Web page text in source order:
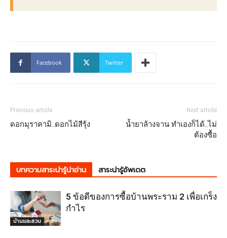
Facebook Twitter
Previous article
ดอกมุราคามิ..ดอกไม้สีรุ้ง
Next article
น้ำยาล้างจาน ทำเองก็ได้..ไม่
ต้องซื้อ
บทความสาระน่ารู้น่าอ่าน สาระน่ารู้อัพเดต
บ้านและสวน
5 ข้อดีของการซื้อบ้านพระราม 2 เพื่อเกร็ง
กำไร